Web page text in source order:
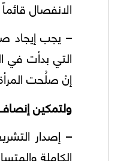
الانفصال
– يجب إيجاد
إنْ صلُحت
ولتمكين
– إصدار
الكاملة